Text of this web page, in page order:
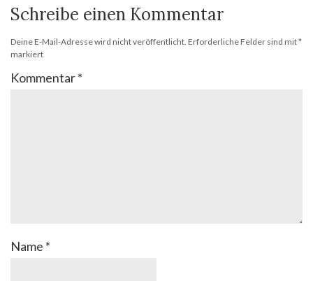
Schreibe einen Kommentar
Deine E-Mail-Adresse wird nicht veröffentlicht. Erforderliche Felder sind mit*
markiert
Kommentar*
Name *